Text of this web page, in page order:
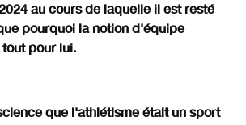
au cours de laquelle il est resté
pourquoi la notion d'équipe
pour lui.
que l'athlétisme était un sport